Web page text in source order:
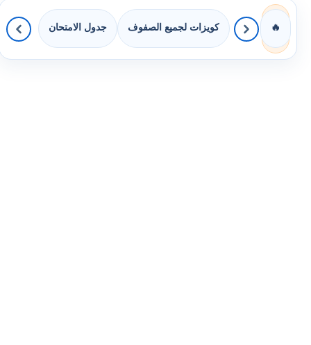
🔥 كويزات لجميع الصفوف جدول الامتحان